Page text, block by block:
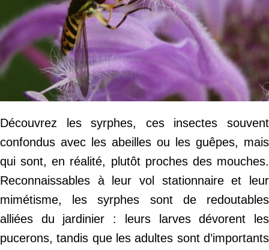
Découvrez les syrphes, ces insectes souvent
confondus avec les abeilles ou les guêpes, mais
qui sont, en réalité, plutôt proches des mouches.
Reconnaissables à leur vol stationnaire et leur
mimétisme, les syrphes sont de redoutables
alliées du jardinier : leurs larves dévorent les
pucerons, tandis que les adultes sont d’importants